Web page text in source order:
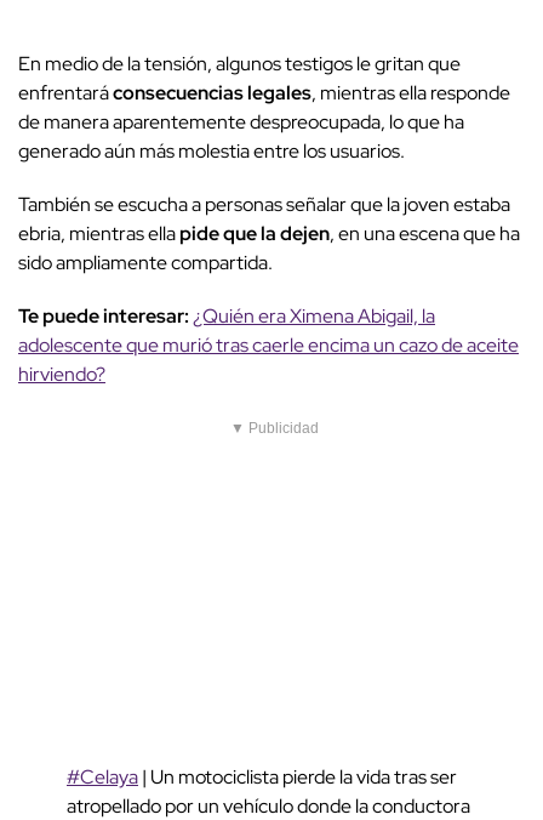
En medio de la tensión, algunos testigos le gritan que
enfrentaráconsecuencias legales, mientras ella responde
de manera aparentemente despreocupada, lo que ha
generado aún más molestia entre los usuarios.
También se escucha a personas señalar que la joven estaba
ebria, mientras ellapide que la dejen, en una escena que ha
sido ampliamente compartida.
Te puede interesar:¿Quién era Ximena Abigail, la
adolescente que murió tras caerle encima un cazo de aceite
hirviendo?
▼ Publicidad
#Celaya| Un motociclista pierde la vida tras ser
atropellado por un vehículo donde la conductora